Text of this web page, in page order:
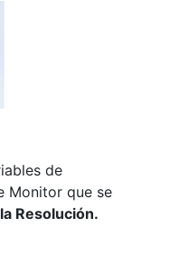
de
Monitor que se
Resolución.